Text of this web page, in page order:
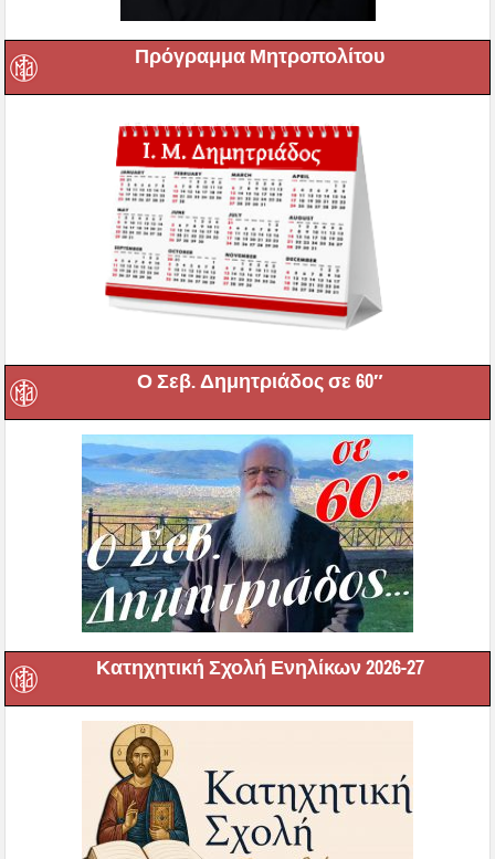
Πρόγραμμα Μητροπολίτου
Ο Σεβ. Δημητριάδος σε 60″
Κατηχητική Σχολή Ενηλίκων 2026-27